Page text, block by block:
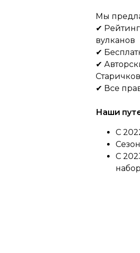
Мы
✔
вулканов
✔
✔
✔ Все
Наши
С
С